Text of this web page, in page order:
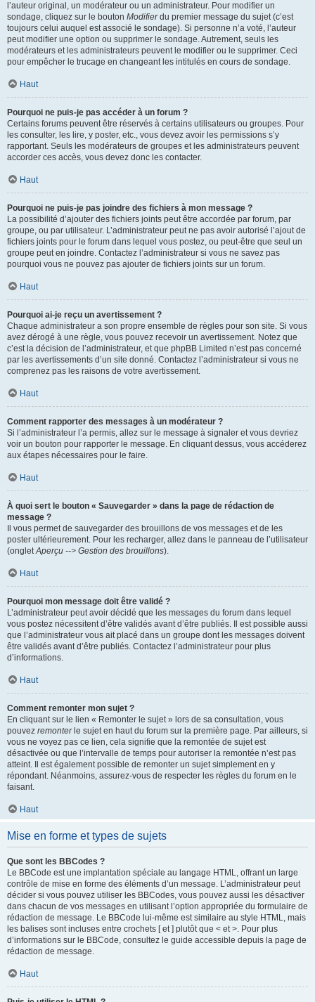
l’auteur original, un modérateur ou un administrateur. Pour modifier un
sondage, cliquez sur le bouton Modifierdu premier message du sujet (c’est
toujours celui auquel est associé le sondage). Si personne n’a voté, l’auteur
peut modifier une option ou supprimer le sondage. Autrement, seuls les
modérateurs et les administrateurs peuvent le modifier ou le supprimer. Ceci
pour empêcher le trucage en changeant les intitulés en cours de sondage.
Haut
Pourquoi ne puis-je pas accéder à un forum ?
Certains forums peuvent être réservés à certains utilisateurs ou groupes. Pour
les consulter, les lire, y poster, etc., vous devez avoir les permissions s’y
rapportant. Seuls les modérateurs de groupes et les administrateurs peuvent
accorder ces accès, vous devez donc les contacter.
Haut
Pourquoi ne puis-je pas joindre des fichiers à mon message ?
La possibilité d’ajouter des fichiers joints peut être accordée par forum, par
groupe, ou par utilisateur. L’administrateur peut ne pas avoir autorisé l’ajout de
fichiers joints pour le forum dans lequel vous postez, ou peut-être que seul un
groupe peut en joindre. Contactez l’administrateur si vous ne savez pas
pourquoi vous ne pouvez pas ajouter de fichiers joints sur un forum.
Haut
Pourquoi ai-je reçu un avertissement ?
Chaque administrateur a son propre ensemble de règles pour son site. Si vous
avez dérogé à une règle, vous pouvez recevoir un avertissement. Notez que
c’est la décision de l’administrateur, et que phpBB Limited n’est pas concerné
par les avertissements d’un site donné. Contactez l’administrateur si vous ne
comprenez pas les raisons de votre avertissement.
Haut
Comment rapporter des messages à un modérateur ?
Si l’administrateur l’a permis, allez sur le message à signaler et vous devriez
voir un bouton pour rapporter le message. En cliquant dessus, vous accéderez
aux étapes nécessaires pour le faire.
Haut
À quoi sert le bouton « Sauvegarder » dans la page de rédaction de
message ?
Il vous permet de sauvegarder des brouillons de vos messages et de les
poster ultérieurement. Pour les recharger, allez dans le panneau de l’utilisateur
(ongletAperçu --> Gestion des brouillons).
Haut
Pourquoi mon message doit être validé ?
L’administrateur peut avoir décidé que les messages du forum dans lequel
vous postez nécessitent d’être validés avant d’être publiés. Il est possible aussi
que l’administrateur vous ait placé dans un groupe dont les messages doivent
être validés avant d’être publiés. Contactez l’administrateur pour plus
d’informations.
Haut
Comment remonter mon sujet ?
En cliquant sur le lien « Remonter le sujet » lors de sa consultation, vous
pouvez remonterle sujet en haut du forum sur la première page. Par ailleurs, si
vous ne voyez pas ce lien, cela signifie que la remontée de sujet est
désactivée ou que l’intervalle de temps pour autoriser la remontée n’est pas
atteint. Il est également possible de remonter un sujet simplement en y
répondant. Néanmoins, assurez-vous de respecter les règles du forum en le
faisant.
Haut
Mise en forme et types de sujets
Que sont les BBCodes ?
Le BBCode est une implantation spéciale au langage HTML, offrant un large
contrôle de mise en forme des éléments d’un message. L’administrateur peut
décider si vous pouvez utiliser les BBCodes, vous pouvez aussi les désactiver
dans chacun de vos messages en utilisant l’option appropriée du formulaire de
rédaction de message. Le BBCode lui-même est similaire au style HTML, mais
les balises sont incluses entre crochets [ et ] plutôt que < et >. Pour plus
d’informations sur le BBCode, consultez le guide accessible depuis la page de
rédaction de message.
Haut